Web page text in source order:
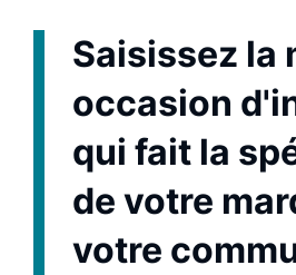
Saisissez la
occasion
qui fait la
de votre
votre